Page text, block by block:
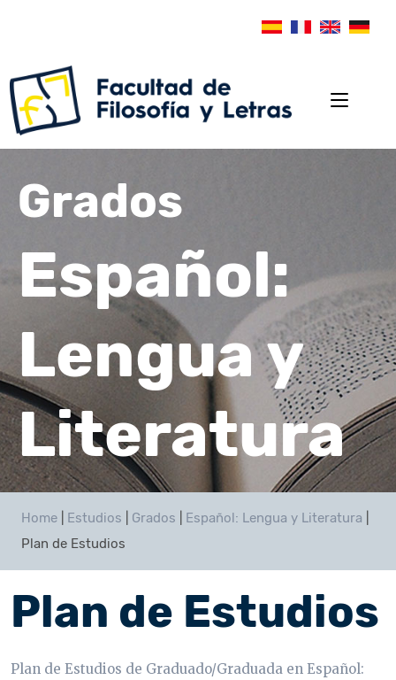
Grados
Español:
Lengua y
Literatura
Home Estudios Grados Español: Lengua y Literatura
Plan de Estudios
Plan de Estudios
Plan de Estudios de Graduado/Graduada en Español: